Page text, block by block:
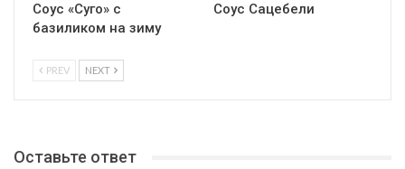
Соус «Суго» с
базиликом на зиму
Соус Сацебели
PREV NEXT
Оставьте ответ